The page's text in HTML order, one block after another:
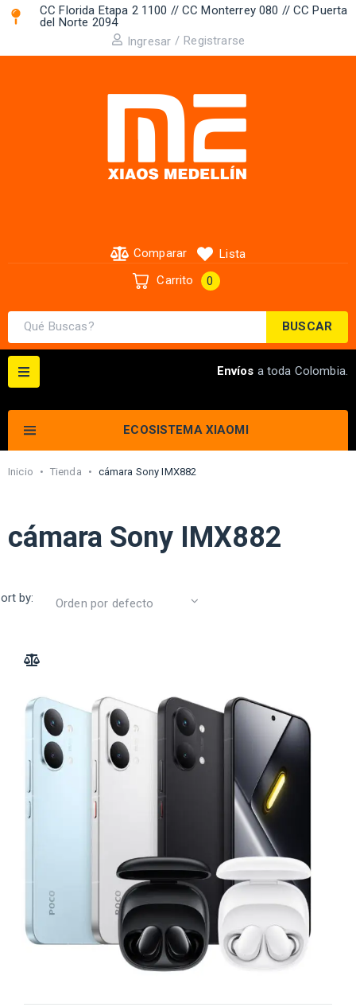
CC Florida Etapa 2 1100 // CC Monterrey 080 // CC Puerta
del Norte 2094 ​
Ingresar / Registrarse
BUSCAR
Comparar
Lista
Carrito
0
ECOSISTEMA XIAOMI
Envíos a toda Colombia.
Inicio • Tienda • cámara Sony IMX882
cámara Sony IMX882
by: